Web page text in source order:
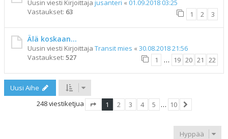
Uusin viesti Kirjoittaja jusanteri « 01.09.2018 03:25
Vastaukset: 63 1 2 3
Älä koskaan...
Uusin viesti Kirjoittaja Transit mies « 30.08.2018 21:56
Vastaukset: 527 1 … 19 20 21 22
Uusi Aihe
248 viestiketjua
1 2 3 4 5 … 10
Hyppää